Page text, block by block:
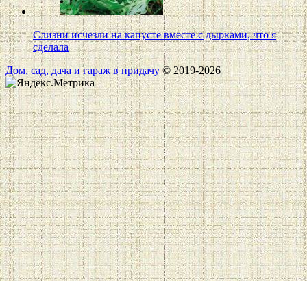
Слизни исчезли на капусте вместе с дырками, что я
сделала
Дом, сад, дача и гараж в придачу© 2019-2026